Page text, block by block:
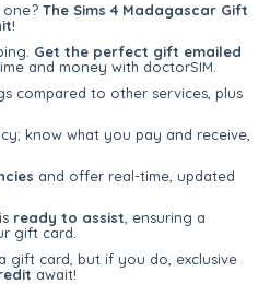
The Sims 4 Madagascar Gift
!
Get the perfect gift emailed
and money with doctorSIM.
compared to other services, plus
know what you pay and receive,
and offer real-time, updated
ready to assist , ensuring a
gift card.
gift card, but if you do, exclusive
await!